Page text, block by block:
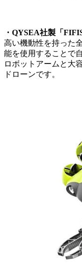
・QYSEA社製「
高い機動性を持った
能を使用することで
ロボットアームと大
ドローンです。